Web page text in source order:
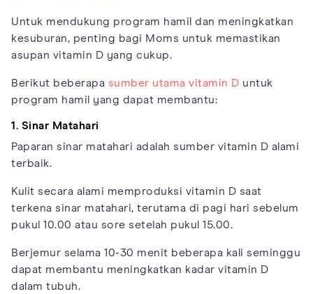
Untuk mendukung program hamil dan meningkatkan
kesuburan, penting bagi Moms untuk memastikan
asupan vitamin D yang cukup.
Berikut beberapa sumber utama vitamin D untuk
program hamil yang dapat membantu:
1. Sinar Matahari
Paparan sinar matahari adalah sumber vitamin D alami
terbaik.
Kulit secara alami memproduksi vitamin D saat
terkena sinar matahari, terutama di pagi hari sebelum
pukul 10.00 atau sore setelah pukul 15.00.
Berjemur selama 10-30 menit beberapa kali seminggu
dapat membantu meningkatkan kadar vitamin D
dalam tubuh.